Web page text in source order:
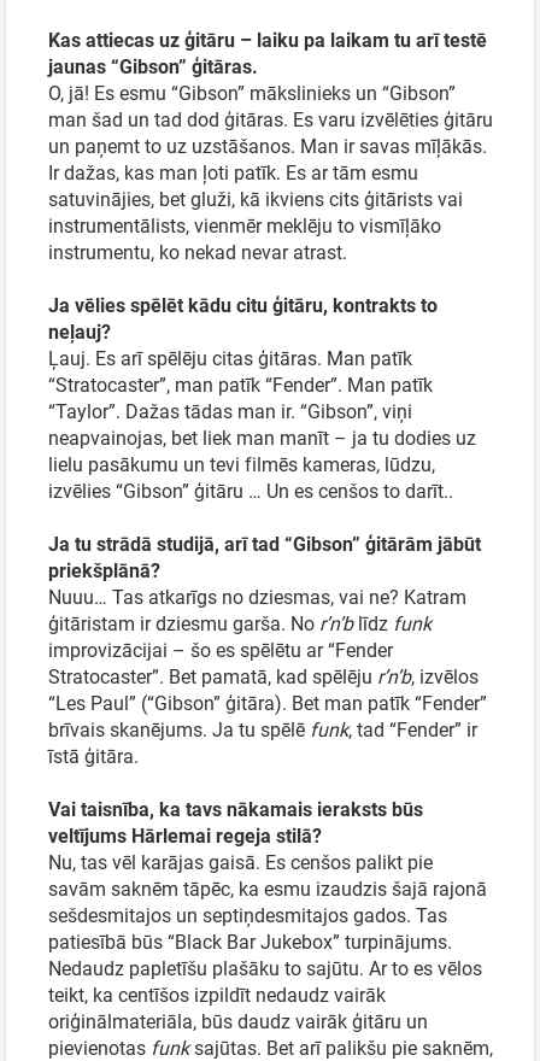
Kas attiecas uz ģitāru – laiku pa laikam tu arī testē
jaunas “Gibson” ģitāras.
O, jā! Es esmu “Gibson” mākslinieks un “Gibson”
man šad un tad dod ģitāras. Es varu izvēlēties ģitāru
un paņemt to uz uzstāšanos. Man ir savas mīļākās.
Ir dažas, kas man ļoti patīk. Es ar tām esmu
satuvinājies, bet gluži, kā ikviens cits ģitārists vai
instrumentālists, vienmēr meklēju to vismīļāko
instrumentu, ko nekad nevar atrast.
Ja vēlies spēlēt kādu citu ģitāru, kontrakts to
neļauj?
Ļauj. Es arī spēlēju citas ģitāras. Man patīk
“Stratocaster”, man patīk “Fender”. Man patīk
“Taylor”. Dažas tādas man ir. “Gibson”, viņi
neapvainojas, bet liek man manīt – ja tu dodies uz
lielu pasākumu un tevi filmēs kameras, lūdzu,
izvēlies “Gibson” ģitāru … Un es cenšos to darīt..
Ja tu strādā studijā, arī tad “Gibson” ģitārām jābūt
priekšplānā?
Nuuu… Tas atkarīgs no dziesmas, vai ne? Katram
ģitāristam ir dziesmu garša. No r’n’blīdz funk
improvizācijai – šo es spēlētu ar “Fender
Stratocaster”. Bet pamatā, kad spēlēju r’n’b, izvēlos
“Les Paul” (“Gibson” ģitāra). Bet man patīk “Fender”
brīvais skanējums. Ja tu spēlē funk, tad “Fender” ir
īstā ģitāra.
Vai taisnība, ka tavs nākamais ieraksts būs
veltījums Hārlemai regeja stilā?
Nu, tas vēl karājas gaisā. Es cenšos palikt pie
savām saknēm tāpēc, ka esmu izaudzis šajā rajonā
sešdesmitajos un septiņdesmitajos gados. Tas
patiesībā būs “Black Bar Jukebox” turpinājums.
Nedaudz papletīšu plašāku to sajūtu. Ar to es vēlos
teikt, ka centīšos izpildīt nedaudz vairāk
oriģinālmateriāla, būs daudz vairāk ģitāru un
pievienotas funksajūtas. Bet arī palikšu pie saknēm,